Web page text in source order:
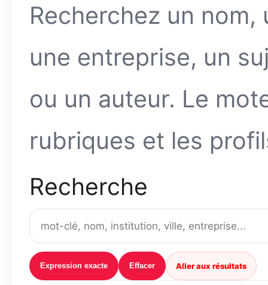
Recherchez un
une entreprise, un
ou un auteur. Le
rubriques et les
Recherche
Expression exacte Effacer Aller aux résultats